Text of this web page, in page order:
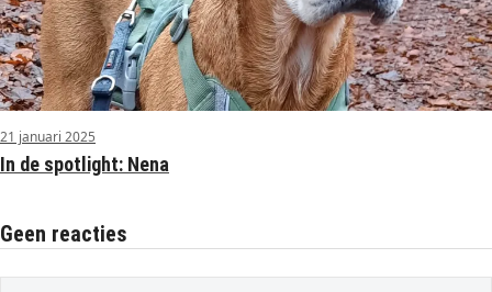
21 januari 2025
In de spotlight: Nena
Geen reacties